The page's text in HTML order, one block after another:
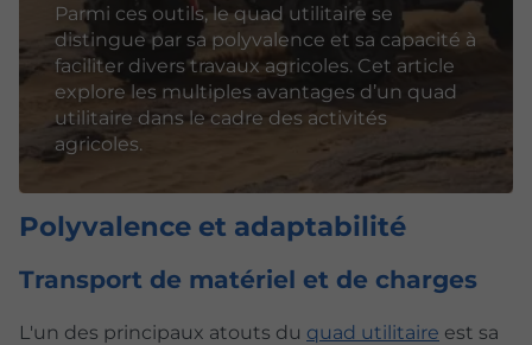
Parmi ces outils, le quad utilitaire se
distingue par sa polyvalence et sa capacité à
faciliter divers travaux agricoles. Cet article
explore les multiples avantages d’un quad
utilitaire dans le cadre des activités
agricoles.
Polyvalence et adaptabilité
Transport de matériel et de charges
L'un des principaux atouts du quad utilitaire est sa